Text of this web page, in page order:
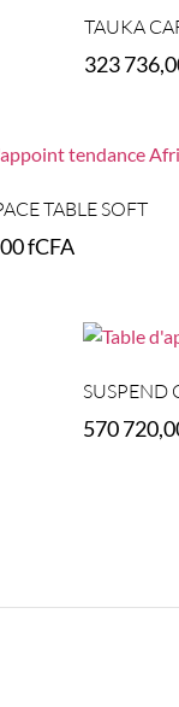
TAUKA
323
TABLE SOFT
fCFA
SUSPEND
570